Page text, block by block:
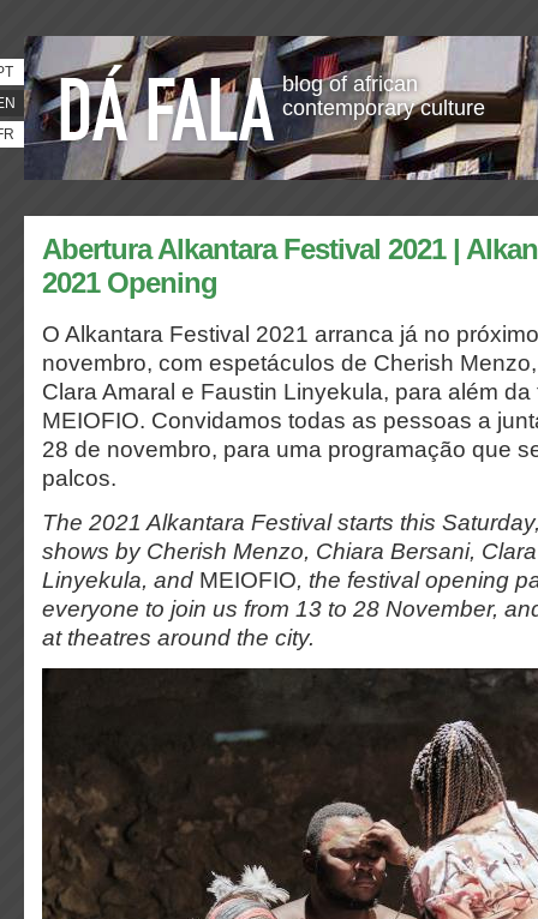
blog of african
contemporary culture
Abertura Alkantara Festival 2021 |
2021 Opening
O Alkantara Festival 2021 arranca já no
novembro, com espetáculos de Cherish
Clara Amaral e Faustin Linyekula, para além
MEIOFIO. Convidamos todas as pessoas a
28 de novembro, para uma programação que
palcos.
The 2021 Alkantara Festival starts this
shows by Cherish Menzo, Chiara Bersani,
Linyekula, and MEIOFIO, the festival opening
everyone to join us from 13 to 28 November,
at theatres around the city.